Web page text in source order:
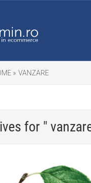
» VANZARE
for "